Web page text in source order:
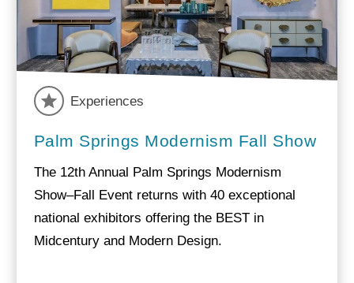
Experiences
Palm Springs Modernism Fall Show
The 12th Annual Palm Springs Modernism
Show–Fall Event returns with 40 exceptional
national exhibitors offering the BEST in
Midcentury and Modern Design.